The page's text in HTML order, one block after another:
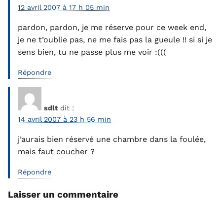
12 avril 2007 à 17 h 05 min
pardon, pardon, je me réserve pour ce week end,
je ne t’oublie pas, ne me fais pas la gueule !! si si je
sens bien, tu ne passe plus me voir :(((
Répondre
sdlt dit :
14 avril 2007 à 23 h 56 min
j’aurais bien réservé une chambre dans la foulée,
mais faut coucher ?
Répondre
Laisser un commentaire